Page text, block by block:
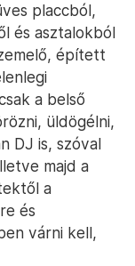
placcból,
és asztalokból
épített
a belső
üldögélni,
DJ is, szóval
majd a
a
és
várni kell,